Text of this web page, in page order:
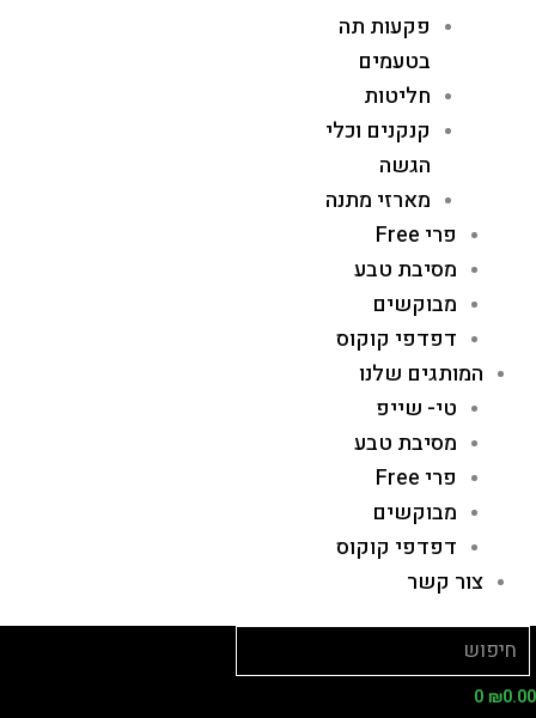
פקעות תה
בטעמים
חליטות
קנקנים וכלי
הגשה
מארזי מתנה
פרי Free
מסיבת טבע
מבוקשים
דפדפי קוקוס
המותגים שלנו
טי- שייפ
מסיבת טבע
פרי Free
מבוקשים
דפדפי קוקוס
צור קשר
₪
0